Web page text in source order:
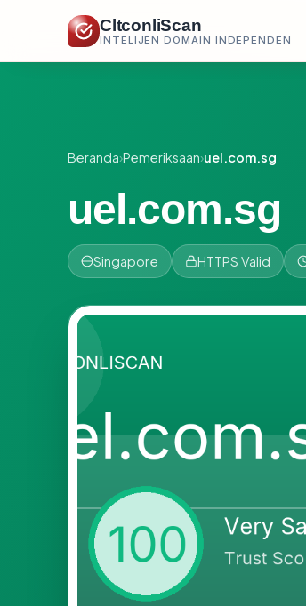
CltconliScan
INTELIJEN DOMAIN INDEPENDEN
Beranda›Pemeriksaan›uel.com.sg
uel.com.sg
Singapore HTTPS Valid